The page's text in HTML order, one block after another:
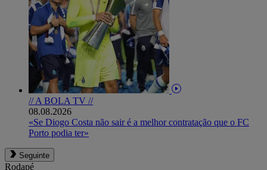
// A BOLA TV //
08.08.2026
«Se Diogo Costa não sair é a melhor contratação que o FC
Porto podia ter»
Seguinte
Rodapé